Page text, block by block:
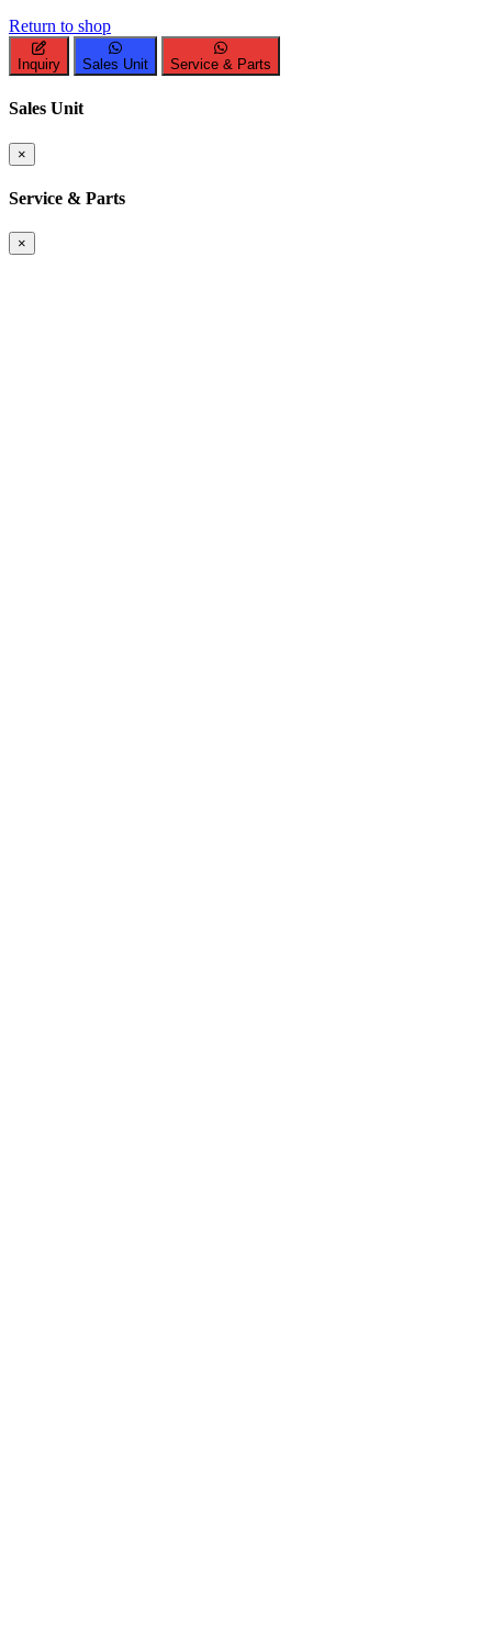
Return to shop
Inquiry Sales Unit Service & Parts
Sales Unit
×
Service & Parts
×